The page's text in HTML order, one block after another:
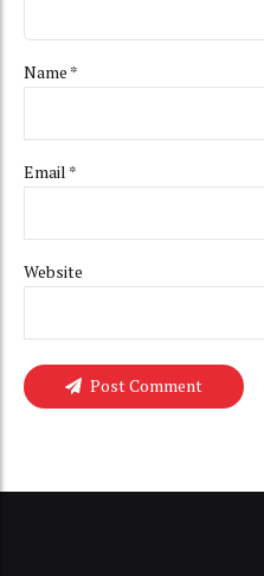
Name *
Email *
Website
Post Comment